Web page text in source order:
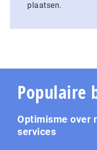
plaatsen.
Populaire
Optimisme over
services